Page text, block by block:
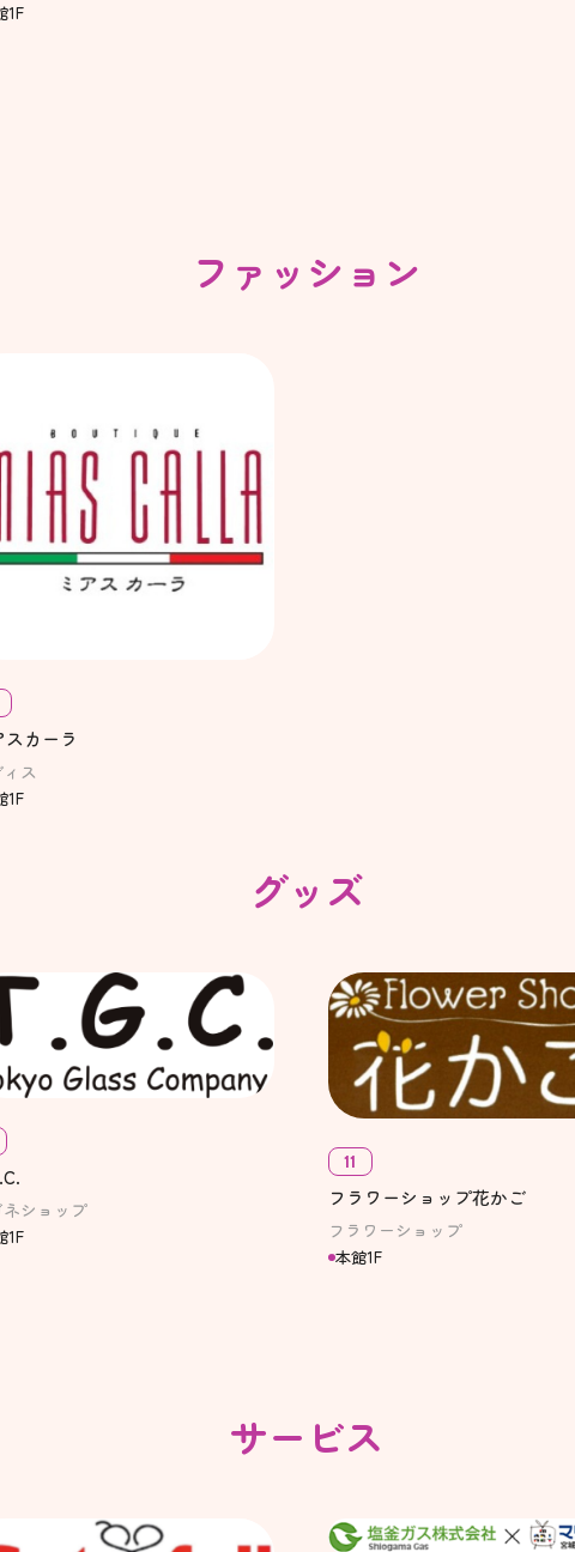
1F
ファッション
スカーラ
ス
1F
グッズ
ネショップ
1F
11
フラワーショップ花かご
フラワーショップ
本館1F
サービス